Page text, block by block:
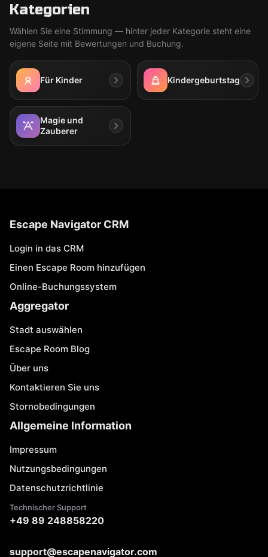
Kategorien
Wählen Sie eine Stimmung — hinter jeder Kategorie steht eine
eigene Seite mit Bewertungen und Buchung.
Für Kinder Kindergeburtstag
Magie und
Zauberer
Escape Navigator CRM
Login in das CRM
Einen Escape Room hinzufügen
Online-Buchungssystem
Aggregator
Stadt auswählen
Escape Room Blog
Über uns
Kontaktieren Sie uns
Stornobedingungen
Allgemeine Information
Impressum
Nutzungsbedingungen
Datenschutzrichtlinie
Technischer Support
+49 89 248858220
support@escapenavigator.com